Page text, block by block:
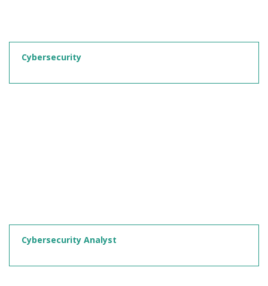
Cybersecurity
Cybersecurity Analyst